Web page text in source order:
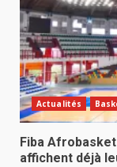
Actualités
Fiba Afrobasket
affichent déjà